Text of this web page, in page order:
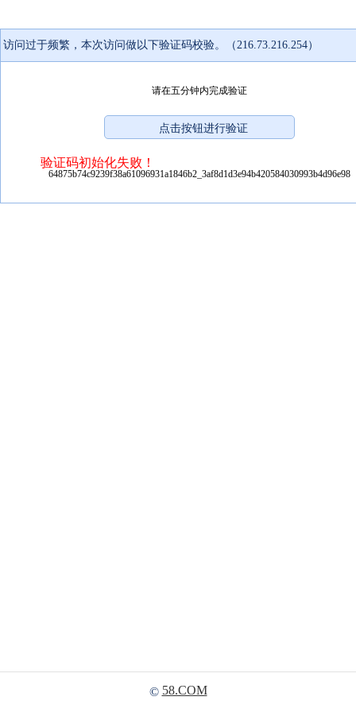
访问过于频繁，本次访问做以下验证码校验。（216.73.216.254）
请在五分钟内完成验证
验证码初始化失败！
64875b74c9239f38a61096931a1846b2_3af8d1d3e94b420584030993b4d96e98
© 58.COM